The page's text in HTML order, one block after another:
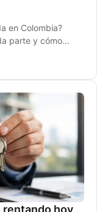
en Colombia?
parte y cómo
rentando hoy